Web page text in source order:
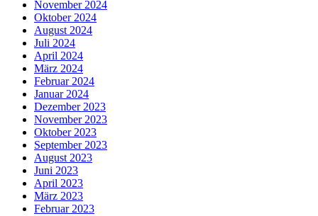
November 2024
Oktober 2024
August 2024
Juli 2024
April 2024
März 2024
Februar 2024
Januar 2024
Dezember 2023
November 2023
Oktober 2023
September 2023
August 2023
Juni 2023
April 2023
März 2023
Februar 2023